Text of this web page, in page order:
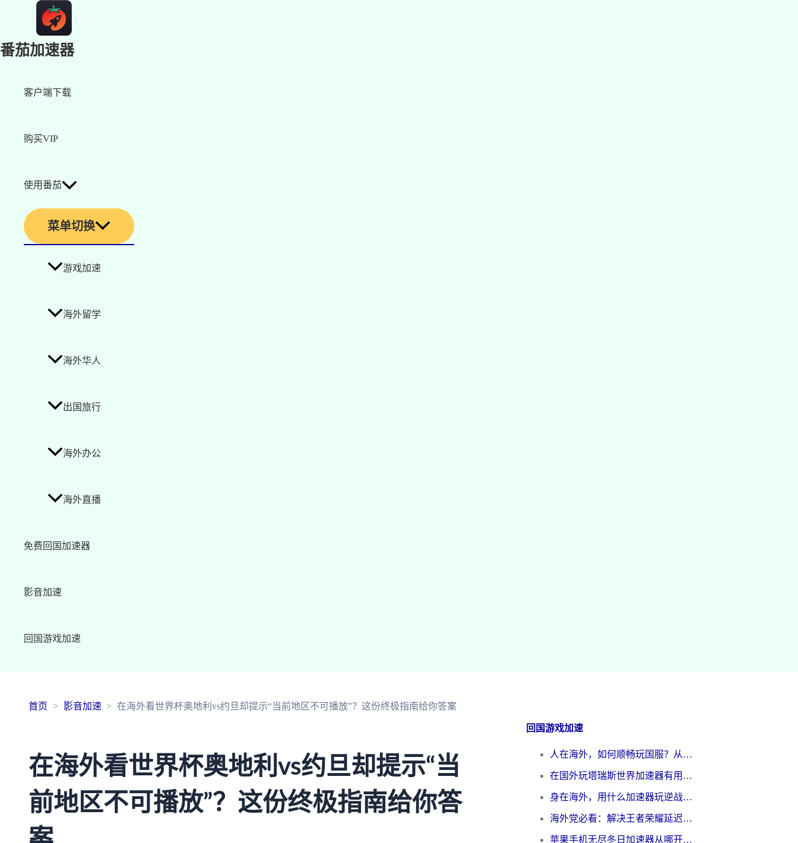
番茄加速器
客户端下载
购买VIP
使用番茄
菜单切换
游戏加速
海外留学
海外华人
出国旅行
海外办公
海外直播
免费回国加速器
影音加速
回国游戏加速
首页 影音加速 在海外看世界杯奥地利vs约旦却提示“当前地区不可播放”？这份终极指南给你答案
在海外看世界杯奥地利vs约旦却提示“当
前地区不可播放”？这份终极指南给你答
回国游戏加速
人在海外，如何顺畅玩国服？从《王者荣耀》到《云图计划》的加速器终极指南
在国外玩塔瑞斯世界加速器有用吗？海外玩家亲测后的真实答案
身在海外，用什么加速器玩逆战才能告别延迟？
海外党必看：解决王者荣耀延迟的加速器终极指南——从EVE到猫和老鼠，一个工具全搞定
苹果手机无尽冬日加速器从哪开启？海外玩家的冬日生存指南